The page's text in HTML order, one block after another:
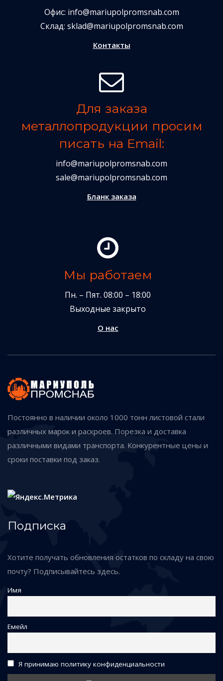
Офис: info@mariupolpromsnab.com
Склад: sklad@mariupolpromsnab.com
Контакты
Для заказа
металлопродукции просим
писать на Email:
info@mariupolpromsnab.com
sale@mariupolpromsnab.com
Бланк заказа
Мы работаем
Пн. – Пят. 08:00 – 18:00
Выходные закрыто
О нас
Постоянно в наличии около 1000 тонн листовой стали
различных марок и раскроев. Порезка и доставка
различными видами транспорта. Конкурентные цены и
сроки поставки под заказ.
Подписка
Хотите получать обновления остатков по складу на свою
почту? Подписывайтесь здесь.
Имя
Емейл
Я принимаю политику конфиденциальности